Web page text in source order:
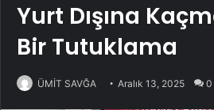
Yurt Dışına
Bir Tutuklama
ÜMİT SAVĞA Aralık 13, 2025 0